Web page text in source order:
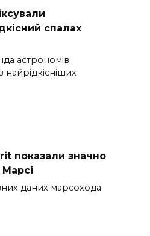
спалах
астрономів
найрідкісніших
показали значно
даних марсохода